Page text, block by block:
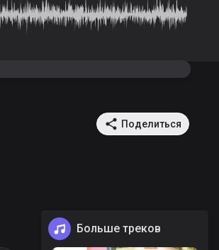
Поделиться
Больше треков